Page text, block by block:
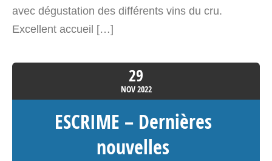
avec dégustation des différents vins du cru.
Excellent accueil […]
29
NOV2022
ESCRIME – Dernières
nouvelles